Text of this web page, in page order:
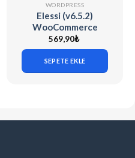
WORDPRESS
Elessi (v6.5.2)
WooCommerce
AJAX WP Theme
569,90₺
SEPETE EKLE